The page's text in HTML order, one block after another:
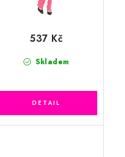
Skladem
537 Kč